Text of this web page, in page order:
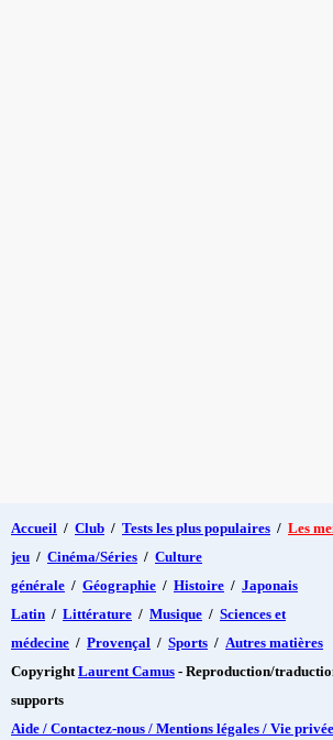
Accueil / Club / Tests les plus populaires / Les
jeu / Cinéma/Séries / Culture
générale / Géographie / Histoire / Japonais
Latin / Littérature / Musique / Sciences et
médecine / Provençal / Sports / Autres matières
Copyright Laurent Camus - Reproduction/
supports
Aide / Contactez-nous / Mentions légales / Vie privée